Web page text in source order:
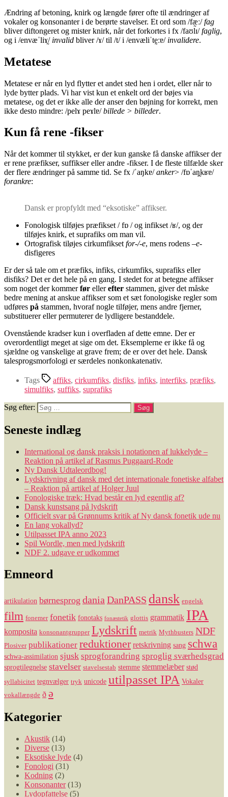
Ændring af betoning, knirk og længde fører ofte til ændringer af
vokaler og konsonanter i de berørte stavelser. Et ord som /fæ̰ː/fag
bliver diftongeret og mister knirk, når det forkortes i fx /faʊlɪ/faglig,
og i /envæˈliɤ̰/ invalid bliver /ɤ/ til /t/ i /envæliˈtḛːɐ/ invalidere.
Metatese
Metatese er når en lyd flytter et andet sted hen i ordet, eller når to
lyde bytter plads. Vi har vist kun et enkelt ord der bøjes via
metatese, og det er ikke alle der anser den bøjning for korrekt, men
ikke desto mindre: /pelɤ peɤlɐ/billede > billeder.
Kun få rene -fikser
Når det kommer til stykket, er der kun ganske få danske affikser der
er rene præfikser, suffikser eller andre -fikser. I de fleste tilfælde sker
der flere ændringer på samme tid. Se fx /ˈaŋkɐ/anker> /fɒˈaŋ̰kʁɐ/
forankre:
Dansk er propfyldt med “eksotiske” affikser.
Fonologisk tilføjes præfikset / fɒ / og infikset /ʁ/, og der
tilføjes knirk, et suprafiks om man vil.
Ortografisk tiløjes cirkumfikset for-/-e, mens rodens –e-
disfigeres
Er der så tale om et præfiks, infiks, cirkumfiks, suprafiks eller
disfiks? Det er det hele på en gang. I stedet for at betegne affikser
som noget der kommerfør ellerefter stammen, giver det måske
bedre mening at anskue affikser som et sæt fonologiske regler som
udføres på stammen, hvoraf nogle tilføjer, mens andre fjerner,
substituerer eller permuterer de lydligere bestanddele.
Ovenstående kradser kun i overfladen af dette emne. Der er
overordentligt meget at sige om det. Eksemplerne er ikke få og
sjældne og vanskelige at grave frem; de er over det hele. Dansk
talesprogsmorfologi er særdeles nonkonkatenativ.
Tags affiks, cirkumfiks, disfiks, infiks, interfiks, præfiks,
simulfiks, suffiks, suprafiks
Søg efter:
Seneste indlæg
International og dansk praksis i notationen af lukkelyde –
Reaktion på artikel af Rasmus Puggaard-Rode
Ny Dansk Udtaleordbog!
Lydskrivning af dansk med det internationale fonetiske alfabet
– Reaktion på artikel af Holger Juul
Fonologiske træk: Hvad består en lyd egentlig af?
Dansk kunstsang på lydskrift
Officielt svar på Grønnums kritik af Ny dansk fonetik ude nu
En lang vokallyd?
Utilpasset IPA anno 2023
Spil Wordle, men med lydskrift
NDF 2. udgave er udkommet
Emneord
artikulation børnesprog dania DanPASS dansk engelsk
film fonemer fonetik fonotaks fonæstetik glottis grammatik IPA
komposita konsonantgrupper Lydskrift metrik Mythbusters NDF
Plosiver publikationer reduktioner retskrivning sang schwa
schwa-assimilation sjusk sprogforandring sproglig sværhedsgrad
sprogtilegnelse stavelser stavelsestab stemme stemmelæber stød
syllabicitet tegnvælger tryk unicode utilpasset IPA Vokaler
vokallængde ð ə
Kategorier
Akustik (14)
Diverse (13)
Eksotiske lyde (4)
Fonologi (31)
Kodning (2)
Konsonanter(13)
Lydopfattelse (5)